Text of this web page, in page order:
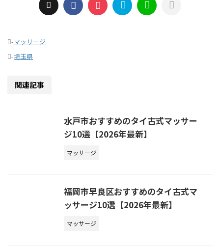
-マッサージ
-埼玉県
関連記事
水戸市おすすめのタイ古式マッサー
ジ10選【2026年最新】
マッサージ
福岡市早良区おすすめのタイ古式マ
ッサージ10選【2026年最新】
マッサージ